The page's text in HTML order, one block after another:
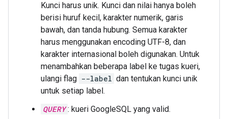
Kunci harus unik. Kunci dan nilai hanya boleh
berisi huruf kecil, karakter numerik, garis
bawah, dan tanda hubung. Semua karakter
harus menggunakan encoding UTF-8, dan
karakter internasional boleh digunakan. Untuk
menambahkan beberapa label ke tugas kueri,
ulangi flag --label dan tentukan kunci unik
untuk setiap label.
QUERY : kueri GoogleSQL yang valid.